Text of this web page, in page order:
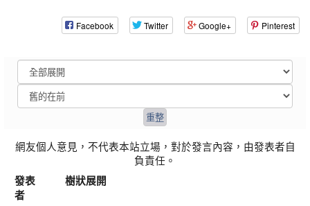
Facebook Twitter Google+ Pinterest
網友個人意見，不代表本站立場，對於發言內容，由發表者自
負責任。
發表
者
樹狀展開